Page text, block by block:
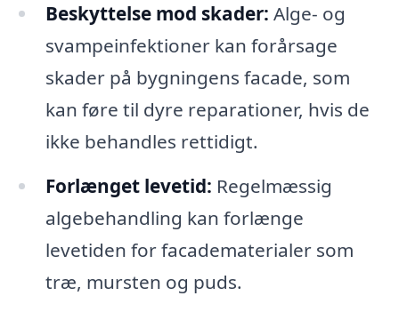
Beskyttelse mod skader: Alge- og
svampeinfektioner kan forårsage
skader på bygningens facade, som
kan føre til dyre reparationer, hvis de
ikke behandles rettidigt.
Forlænget levetid: Regelmæssig
algebehandling kan forlænge
levetiden for facadematerialer som
træ, mursten og puds.